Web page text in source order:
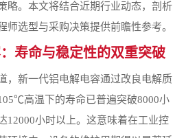
略。本文将结合近期行业动态，剖析
师选型与采购决策提供前瞻性参考。
寿命与稳定性的双重突破
，新一代铝电解电容通过改良电解质
高温下的寿命已普遍突破8000小
12000小时以上。这意味着在工业控